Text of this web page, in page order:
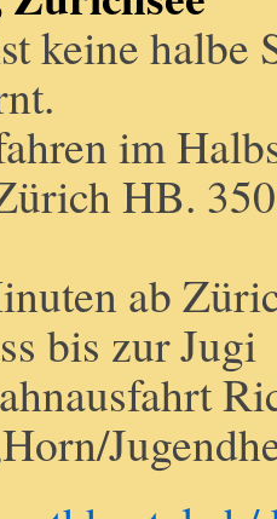
keine halbe
im
HB.
ab
bis zur Jugi